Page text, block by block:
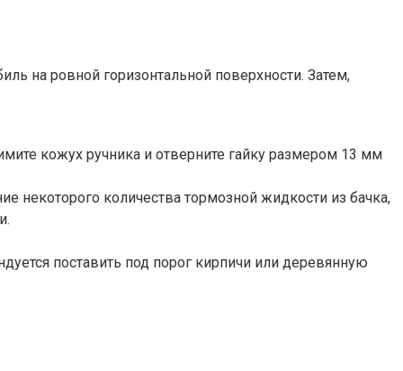
на ровной горизонтальной поверхности. Затем,
кожух ручника и отверните гайку размером 13 мм
некоторого количества тормозной жидкости из бачка,
поставить под порог кирпичи или деревянную